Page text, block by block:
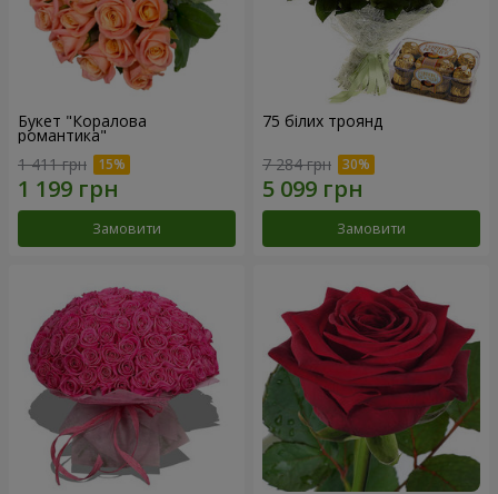
Букет "Коралова
романтика"
1 411 грн
Замовити
75 білих троянд
7 284 грн
Замовити